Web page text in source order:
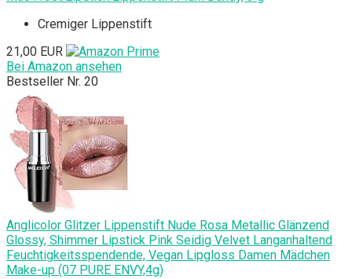
Cremiger Lippenstift
21,00 EUR
Bei Amazon ansehen
Bestseller Nr. 20
Anglicolor Glitzer Lippenstift Nude Rosa Metallic Glänzend
Glossy, Shimmer Lipstick Pink Seidig Velvet Langanhaltend
Feuchtigkeitsspendende, Vegan Lipgloss Damen Mädchen
Make-up (07 PURE ENVY,4g)